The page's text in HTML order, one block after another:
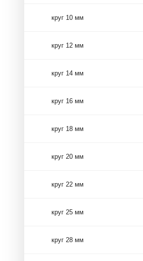
круг 10 мм
круг 12 мм
круг 14 мм
круг 16 мм
круг 18 мм
круг 20 мм
круг 22 мм
круг 25 мм
круг 28 мм